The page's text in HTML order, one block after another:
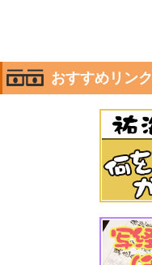
おすすめリンク